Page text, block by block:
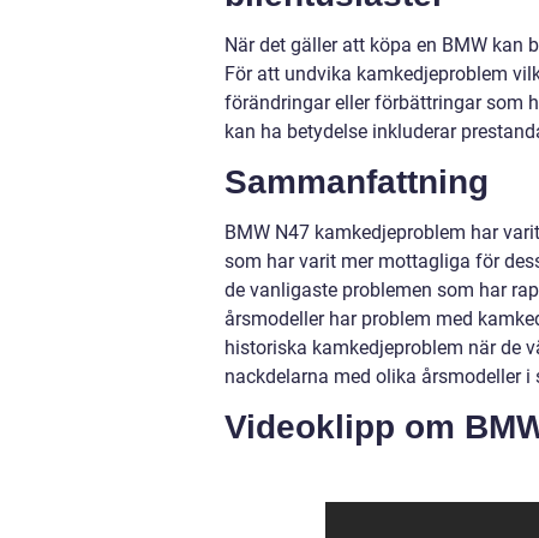
När det gäller att köpa en BMW
För att undvika kamkedjeproblem
förändringar eller förbättringar som
kan ha betydelse inkluderar
Sammanfattning
BMW N47 kamkedjeproblem har
som har varit mer mottagliga för
de vanligaste problemen som har
årsmodeller har problem med
historiska kamkedjeproblem när de
nackdelarna med olika årsmodeller i
Videoklipp om